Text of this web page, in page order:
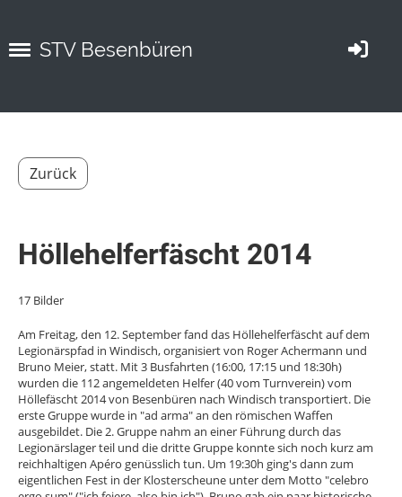
STV Besenbüren
Zurück
Höllehelferfäscht 2014
17 Bilder
Am Freitag, den 12. September fand das Höllehelferfäscht auf dem
Legionärspfad in Windisch, organisiert von Roger Achermann und
Bruno Meier, statt. Mit 3 Busfahrten (16:00, 17:15 und 18:30h)
wurden die 112 angemeldeten Helfer (40 vom Turnverein) vom
Höllefäscht 2014 von Besenbüren nach Windisch transportiert. Die
erste Gruppe wurde in "ad arma" an den römischen Waffen
ausgebildet. Die 2. Gruppe nahm an einer Führung durch das
Legionärslager teil und die dritte Gruppe konnte sich noch kurz am
reichhaltigen Apéro genüsslich tun. Um 19:30h ging's dann zum
eigentlichen Fest in der Klosterscheune unter dem Motto "celebro